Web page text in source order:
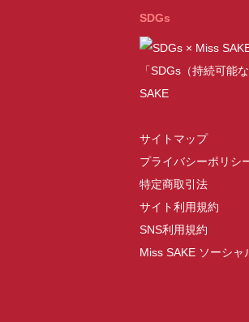
SDGs
「SDGs（持続可能
SAKE
サイトマップ
プライバシーポリシ
特定商取引法
サイト利用規約
SNS利用規約
Miss SAKE ソーシ